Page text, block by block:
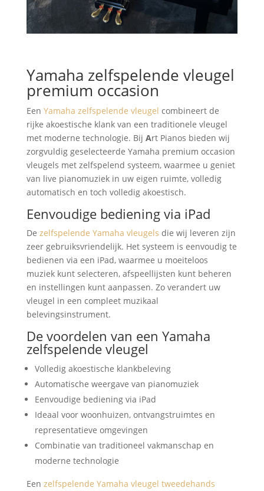
Yamaha zelfspelende vleugel
premium occasion
Een Yamaha zelfspelende vleugel combineert de
rijke akoestische klank van een traditionele vleugel
met moderne technologie. Bij Art Pianos bieden wij
zorgvuldig geselecteerde Yamaha premium occasion
vleugels met zelfspelend systeem, waarmee u geniet
van live pianomuziek in uw eigen ruimte, volledig
automatisch en toch volledig akoestisch.
Eenvoudige bediening via iPad
De zelfspelende Yamaha vleugels die wij leveren zijn
zeer gebruiksvriendelijk. Het systeem is eenvoudig te
bedienen via een iPad, waarmee u moeiteloos
muziek kunt selecteren, afspeellijsten kunt beheren
en instellingen kunt aanpassen. Zo verandert uw
vleugel in een compleet muzikaal
belevingsinstrument.
De voordelen van een Yamaha
zelfspelende vleugel
Volledig akoestische klankbeleving
Automatische weergave van pianomuziek
Eenvoudige bediening via iPad
Ideaal voor woonhuizen, ontvangstruimtes en
representatieve omgevingen
Combinatie van traditioneel vakmanschap en
moderne technologie
Een zelfspelende Yamaha vleugel tweedehands